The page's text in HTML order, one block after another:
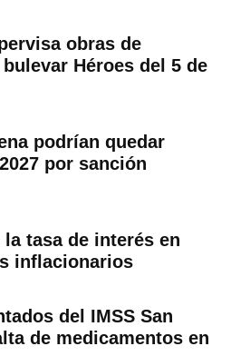
obras de
Héroes del 5 de
podrían quedar
por sanción
tasa de interés en
inflacionarios
del IMSS San
de medicamentos en